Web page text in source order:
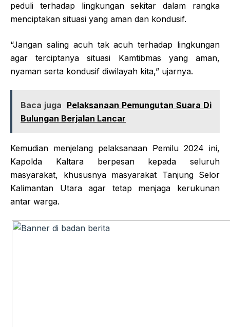
peduli terhadap lingkungan sekitar dalam rangka
menciptakan situasi yang aman dan kondusif.
“Jangan saling acuh tak acuh terhadap lingkungan
agar terciptanya situasi Kamtibmas yang aman,
nyaman serta kondusif diwilayah kita,” ujarnya.
Baca juga Pelaksanaan Pemungutan Suara Di
Bulungan Berjalan Lancar
Kemudian menjelang pelaksanaan Pemilu 2024 ini,
Kapolda Kaltara berpesan kepada seluruh
masyarakat, khususnya masyarakat Tanjung Selor
Kalimantan Utara agar tetap menjaga kerukunan
antar warga.